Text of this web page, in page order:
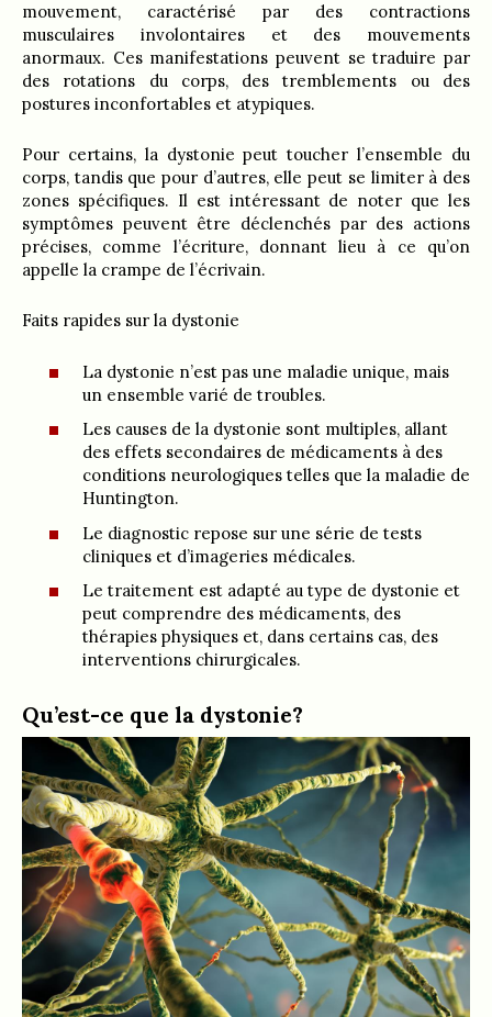
mouvement, caractérisé par des contractions
musculaires involontaires et des mouvements
anormaux. Ces manifestations peuvent se traduire par
des rotations du corps, des tremblements ou des
postures inconfortables et atypiques.
Pour certains, la dystonie peut toucher l’ensemble du
corps, tandis que pour d’autres, elle peut se limiter à des
zones spécifiques. Il est intéressant de noter que les
symptômes peuvent être déclenchés par des actions
précises, comme l’écriture, donnant lieu à ce qu’on
appelle la crampe de l’écrivain.
Faits rapides sur la dystonie
La dystonie n’est pas une maladie unique, mais
un ensemble varié de troubles.
Les causes de la dystonie sont multiples, allant
des effets secondaires de médicaments à des
conditions neurologiques telles que la maladie de
Huntington.
Le diagnostic repose sur une série de tests
cliniques et d’imageries médicales.
Le traitement est adapté au type de dystonie et
peut comprendre des médicaments, des
thérapies physiques et, dans certains cas, des
interventions chirurgicales.
Qu’est-ce que la dystonie?